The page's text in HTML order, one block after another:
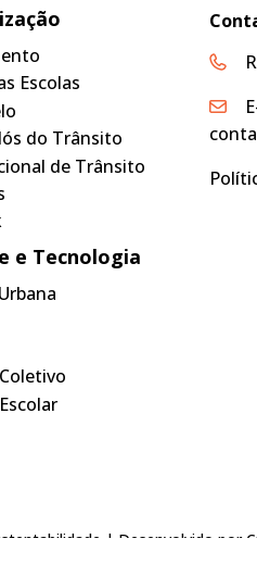
Escolas
do Trânsito
de Trânsito
e Tecnologia
| Desenvolvido por